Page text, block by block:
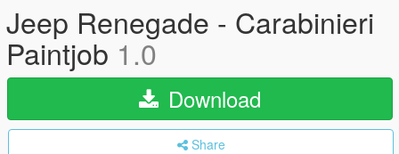
Jeep Renegade - Carabinieri
Paintjob 1.0
Download
Share